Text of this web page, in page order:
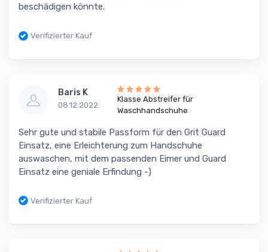
beschädigen könnte.
Verifizierter Kauf
Baris K
08.12.2022
Klasse Abstreifer für
Waschhandschuhe
Sehr gute und stabile Passform für den Grit Guard
Einsatz, eine Erleichterung zum Handschuhe
auswaschen, mit dem passenden Eimer und Guard
Einsatz eine geniale Erfindung -)
Verifizierter Kauf